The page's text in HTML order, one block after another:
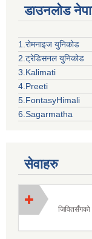
डाउनलोड
1.रोमनाइज युनिकोड
2.ट्रेडिसनल युनिकोड
3.Kalimati
4.Preeti
5.FontasyHimali
6.Sagarmatha
सेवाहरु
जिवितसँगको